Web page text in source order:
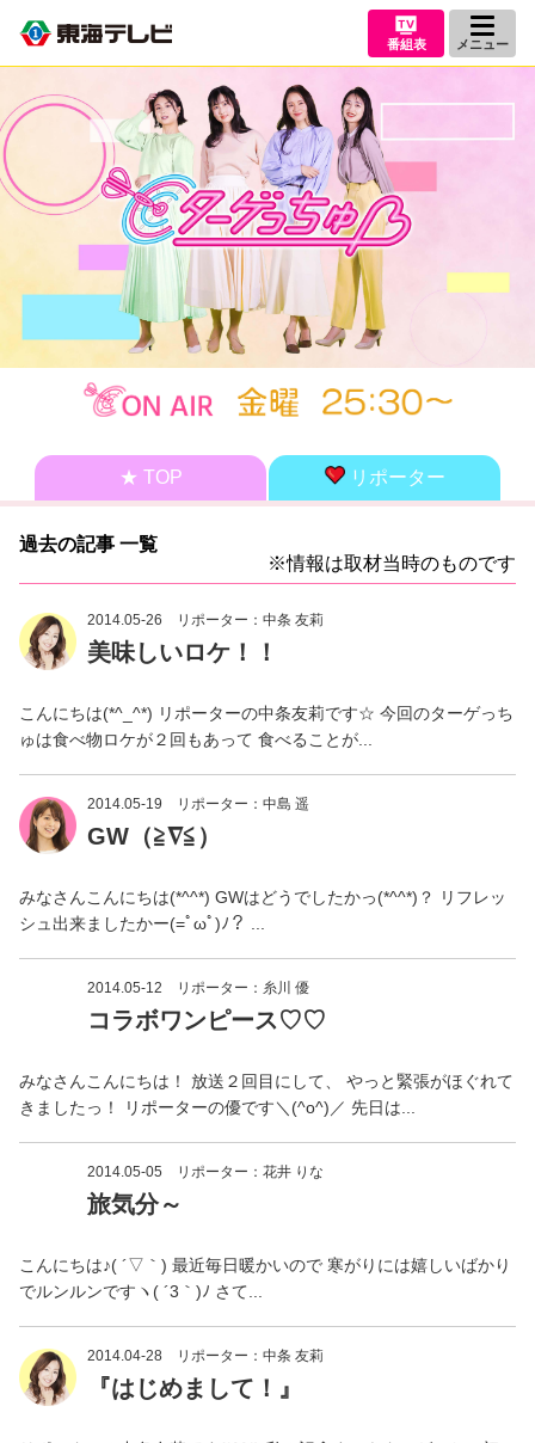
番組表 メニュー
★ TOP リポーター
過去の記事 一覧
※情報は取材当時のものです
2014.05-26 リポーター：中条 友莉
美味しいロケ！！
こんにちは(*^_^*) リポーターの中条友莉です☆ 今回のターゲっち
ゅは食べ物ロケが２回もあって 食べることが...
2014.05-19 リポーター：中島 遥
GW（≧∇≦）
みなさんこんにちは(*^^*) GWはどうでしたかっ(*^^*)？ リフレッ
シュ出来ましたかー(=ﾟωﾟ)ﾉ？ ...
2014.05-12 リポーター：糸川 優
コラボワンピース♡♡
みなさんこんにちは！ 放送２回目にして、 やっと緊張がほぐれて
きましたっ！ リポーターの優です＼(^o^)／ 先日は...
2014.05-05 リポーター：花井 りな
旅気分～
こんにちは♪( ´▽｀) 最近毎日暖かいので 寒がりには嬉しいばかり
でルンルンですヽ( ´3｀)ﾉ さて...
2014.04-28 リポーター：中条 友莉
『はじめまして！』